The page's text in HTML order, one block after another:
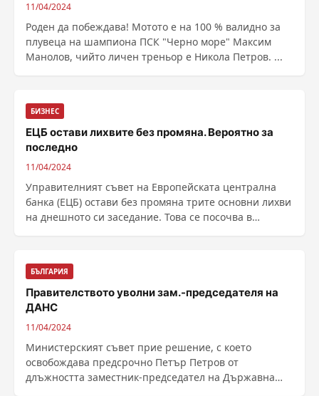
11/04/2024
Роден да побеждава! Мотото е на 100 % валидно за
плувеца на шампиона ПСК "Черно море" Максим
Манолов, чийто личен треньор е Никола Петров. ...
БИЗНЕС
ЕЦБ остави лихвите без промяна. Вероятно за
последно
11/04/2024
Управителният съвет на Европейската централна
банка (ЕЦБ) остави без промяна трите основни лихви
на днешното си заседание. Това се посочва в
БЪЛГАРИЯ
Правителството уволни зам.-председателя на
ДАНС
11/04/2024
Министерският съвет прие решение, с което
освобождава предсрочно Петър Петров от
длъжността заместник-председател на Държавна